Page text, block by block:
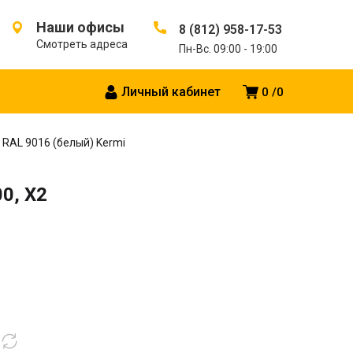
Наши офисы
Смотреть адреса
8 (812) 958-17-53
Пн-Вс. 09:00 - 19:00
0 0
Личный кабинет
9016 (белый) Kermi
X2